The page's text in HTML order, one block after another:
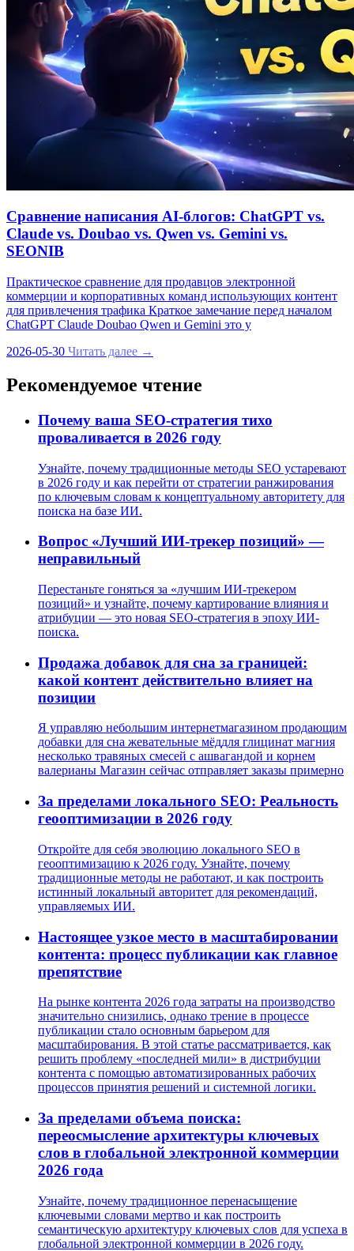
Сравнение написания AI‑блогов: ChatGPT vs.
Claude vs. Doubao vs. Qwen vs. Gemini vs.
SEONIB
Практическое сравнение для продавцов электронной
коммерции и корпоративных команд использующих контент
для привлечения трафика Краткое замечание перед началом
ChatGPT Claude Doubao Qwen и Gemini это у
2026-05-30 Читать далее →
Рекомендуемое чтение
Почему ваша SEO-стратегия тихо
проваливается в 2026 году
Узнайте, почему традиционные методы SEO устаревают
в 2026 году и как перейти от стратегии ранжирования
по ключевым словам к концептуальному авторитету для
поиска на базе ИИ.
Вопрос «Лучший ИИ-трекер позиций» —
неправильный
Перестаньте гоняться за «лучшим ИИ-трекером
позиций» и узнайте, почему картирование влияния и
атрибуции — это новая SEO-стратегия в эпоху ИИ-
поиска.
Продажа добавок для сна за границей:
какой контент действительно влияет на
позиции
Я управляю небольшим интернетмагазином продающим
добавки для сна жевательные мёддля глицинат магния
несколько травяных смесей с ашвагандой и корнем
валерианы Магазин сейчас отправляет заказы примерно
За пределами локального SEO: Реальность
геооптимизации в 2026 году
Откройте для себя эволюцию локального SEO в
геооптимизацию к 2026 году. Узнайте, почему
традиционные методы не работают, и как построить
истинный локальный авторитет для рекомендаций,
управляемых ИИ.
Настоящее узкое место в масштабировании
контента: процесс публикации как главное
препятствие
На рынке контента 2026 года затраты на производство
значительно снизились, однако трение в процессе
публикации стало основным барьером для
масштабирования. В этой статье рассматривается, как
решить проблему «последней мили» в дистрибуции
контента с помощью автоматизированных рабочих
процессов принятия решений и системной логики.
За пределами объема поиска:
переосмысление архитектуры ключевых
слов в глобальной электронной коммерции
2026 года
Узнайте, почему традиционное перенасыщение
ключевыми словами мертво и как построить
семантическую архитектуру ключевых слов для успеха в
глобальной электронной коммерции в 2026 году.